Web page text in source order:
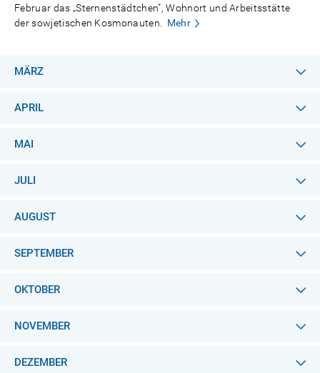
Februar das „Sternenstädtchen", Wohnort und Arbeitsstätte
der sowjetischen Kosmonauten.
Mehr
MÄRZ
APRIL
MAI
JULI
AUGUST
SEPTEMBER
OKTOBER
NOVEMBER
DEZEMBER